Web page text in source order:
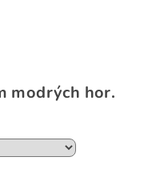
modrých hor.